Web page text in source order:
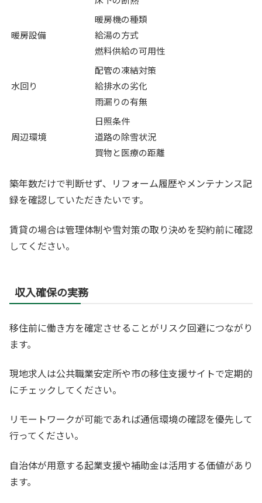
暖房設備
暖房機の種類
給湯の方式
燃料供給の可用性
水回り
配管の凍結対策
給排水の劣化
雨漏りの有無
周辺環境
日照条件
道路の除雪状況
買物と医療の距離
築年数だけで判断せず、リフォーム履歴やメンテナンス記
録を確認していただきたいです。
賃貸の場合は管理体制や雪対策の取り決めを契約前に確認
してください。
収入確保の実務
移住前に働き方を確定させることがリスク回避につながり
ます。
現地求人は公共職業安定所や市の移住支援サイトで定期的
にチェックしてください。
リモートワークが可能であれば通信環境の確認を優先して
行ってください。
自治体が用意する起業支援や補助金は活用する価値があり
ます。